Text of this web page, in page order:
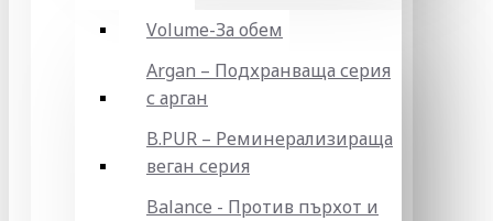
Volume-За обем
Argan – Подхранваща серия
с арган
B.PUR – Реминерализираща
веган серия
Balance - Против пърхот и